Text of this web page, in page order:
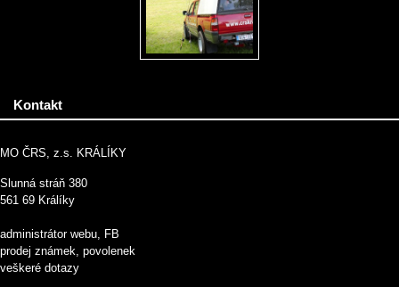
Kontakt
MO ČRS, z.s. KRÁLÍKY
Slunná stráň 380
561 69 Králíky
administrátor webu, FB
prodej známek, povolenek
veškeré dotazy